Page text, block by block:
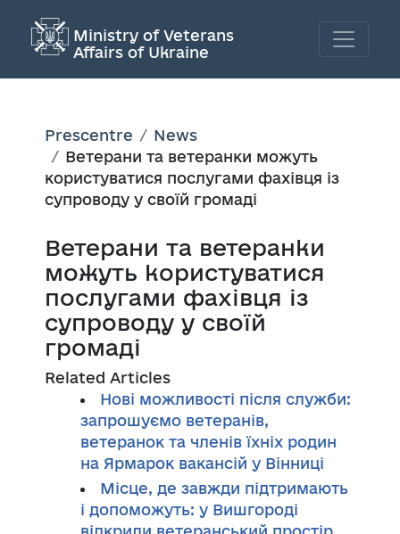
Ministry of Veterans
Affairs of Ukraine
Prescentre
News
Ветерани та ветеранки можуть
користуватися послугами фахівця із
супроводу у своїй громаді
Ветерани та ветеранки
можуть користуватися
послугами фахівця із
супроводу у своїй
громаді
Related Articles
Нові можливості після служби:
запрошуємо ветеранів,
ветеранок та членів їхніх родин
на Ярмарок вакансій у Вінниці
Місце, де завжди підтримають
і допоможуть: у Вишгороді
відкрили ветеранський простір